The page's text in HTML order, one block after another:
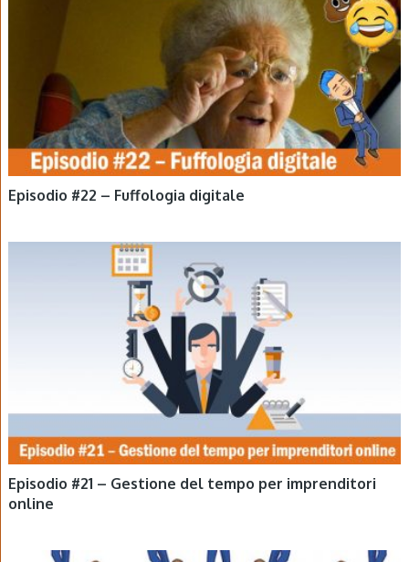
Episodio #22 – Fuffologia digitale
Episodio #21 – Gestione del tempo per imprenditori
online